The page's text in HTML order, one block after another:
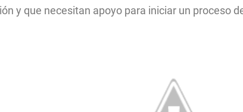
y que necesitan apoyo para iniciar un proceso